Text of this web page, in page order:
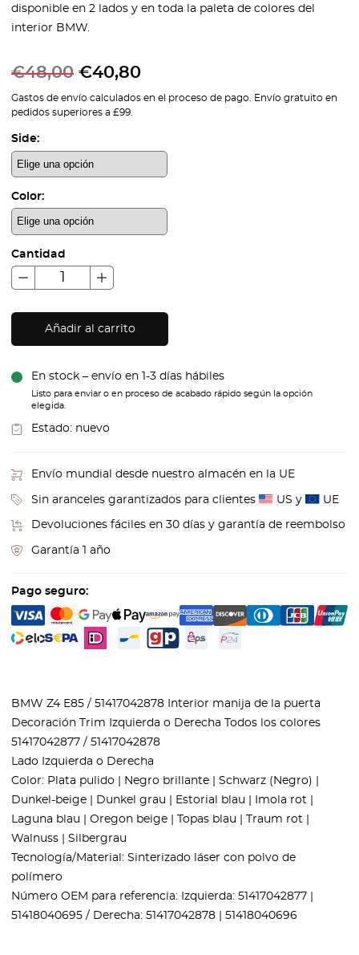
disponible en 2 lados y en toda la paleta de colores del
interior BMW.
€48,00 €40,80
Gastos de envío calculados en el proceso de pago. Envío gratuito en
pedidos superiores a £99.
Side:
Color:
Cantidad
Añadir al carrito
En stock – envío en 1-3 días hábiles
Listo para enviar o en proceso de acabado rápido según la opción
elegida.
Estado: nuevo
Envío mundial desde nuestro almacén en la UE
Sin aranceles garantizados para clientes US y UE
Devoluciones fáciles en 30 días y garantía de reembolso
Garantía 1 año
Pago seguro:
BMW Z4 E85 / 51417042878 Interior manija de la puerta
Decoración Trim Izquierda o Derecha Todos los colores
51417042877 / 51417042878
Lado Izquierda o Derecha
Color: Plata pulido | Negro brillante | Schwarz (Negro) |
Dunkel-beige | Dunkel grau | Estorial blau | Imola rot |
Laguna blau | Oregon beige | Topas blau | Traum rot |
Walnuss | Silbergrau
Tecnología/Material: Sinterizado láser con polvo de
polímero
Número OEM para referencia: Izquierda: 51417042877 |
51418040695 / Derecha: 51417042878 | 51418040696